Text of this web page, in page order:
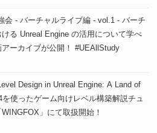
会 - バーチャルライブ編 - vol.1 - バーチ
ける Unreal Engine の活用について学べ
ーカイブが公開！ #UEAllStudy
Design in Unreal Engine: A Land of
を使ったゲーム向けレベル構築解説チュ
」にて取扱開始！